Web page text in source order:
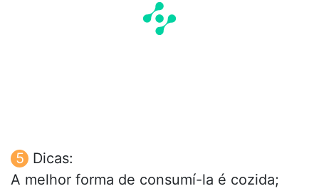
Dicas:
A melhor forma de consumí-la é cozida;